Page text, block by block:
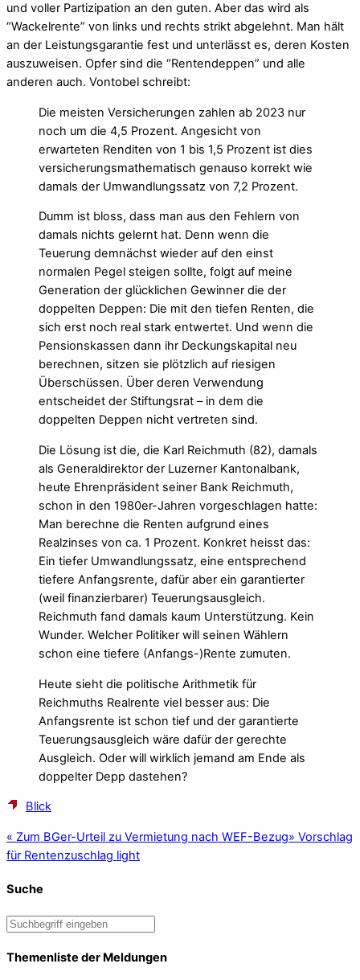
und voller Partizipation an den guten. Aber das wird als
“Wackelrente” von links und rechts strikt abgelehnt. Man hält
an der Leistungsgarantie fest und unterlässt es, deren Kosten
auszuweisen. Opfer sind die “Rentendeppen” und alle
anderen auch. Vontobel schreibt:
Die meisten Versicherungen zahlen ab 2023 nur
noch um die 4,5 Prozent. Angesicht von
erwarteten Renditen von 1 bis 1,5 Prozent ist dies
versicherungsmathematisch genauso korrekt wie
damals der Umwandlungssatz von 7,2 Prozent.
Dumm ist bloss, dass man aus den Fehlern von
damals nichts gelernt hat. Denn wenn die
Teuerung demnächst wieder auf den einst
normalen Pegel steigen sollte, folgt auf meine
Generation der glücklichen Gewinner die der
doppelten Deppen: Die mit den tiefen Renten, die
sich erst noch real stark entwertet. Und wenn die
Pensionskassen dann ihr Deckungskapital neu
berechnen, sitzen sie plötzlich auf riesigen
Überschüssen. Über deren Verwendung
entscheidet der Stiftungsrat – in dem die
doppelten Deppen nicht vertreten sind.
Die Lösung ist die, die Karl Reichmuth (82), damals
als Generaldirektor der Luzerner Kantonalbank,
heute Ehrenpräsident seiner Bank Reichmuth,
schon in den 1980er-Jahren vorgeschlagen hatte:
Man berechne die Renten aufgrund eines
Realzinses von ca. 1 Prozent. Konkret heisst das:
Ein tiefer Umwandlungssatz, eine entsprechend
tiefere Anfangsrente, dafür aber ein garantierter
(weil finanzierbarer) Teuerungsausgleich.
Reichmuth fand damals kaum Unterstützung. Kein
Wunder. Welcher Politiker will seinen Wählern
schon eine tiefere (Anfangs-)Rente zumuten.
Heute sieht die politische Arithmetik für
Reichmuths Realrente viel besser aus: Die
Anfangsrente ist schon tief und der garantierte
Teuerungsausgleich wäre dafür der gerechte
Ausgleich. Oder will wirklich jemand am Ende als
doppelter Depp dastehen?
Blick
« Zum BGer-Urteil zu Vermietung nach WEF-Bezug» Vorschlag
für Rentenzuschlag light
Suche
Themenliste der Meldungen